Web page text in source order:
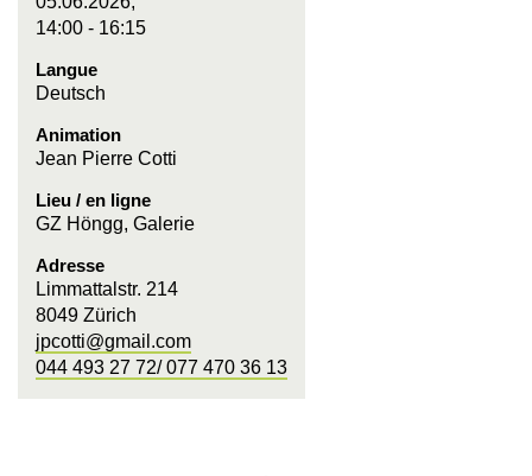
14:00 - 16:15
Langue
Deutsch
Animation
Jean Pierre Cotti
Lieu / en ligne
GZ Höngg, Galerie
Adresse
Limmattalstr. 214
8049 Zürich
jpcotti@gmail.com
044 493 27 72/ 077 470 36 13